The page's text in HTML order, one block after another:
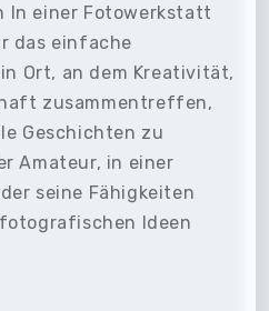
In einer Fotowerkstatt
das einfache
Ort, an dem Kreativität,
zusammentreffen,
Geschichten zu
Amateur, in einer
seine Fähigkeiten
Ideen